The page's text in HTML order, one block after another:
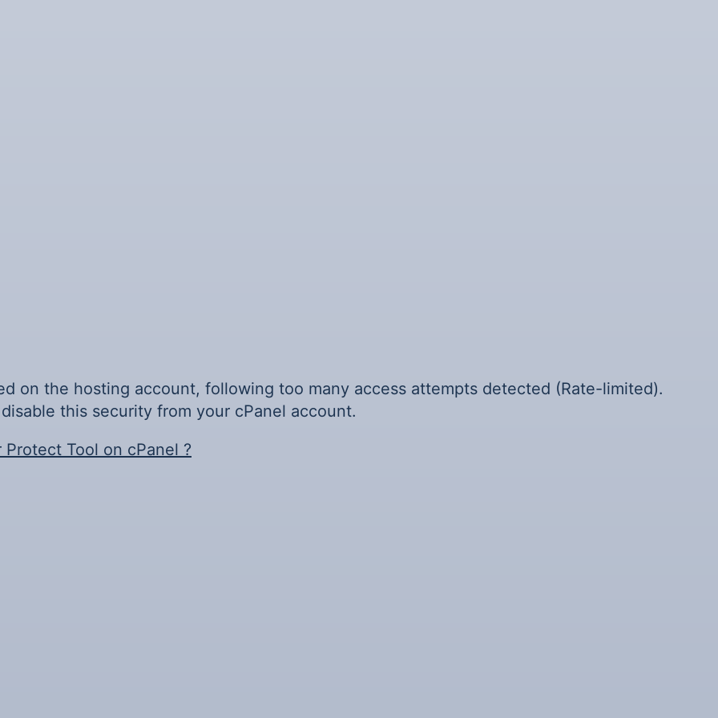
on the hosting account, following too many access attempts detected (Rate-limited).
this security from your cPanel account.
Tool on cPanel ?